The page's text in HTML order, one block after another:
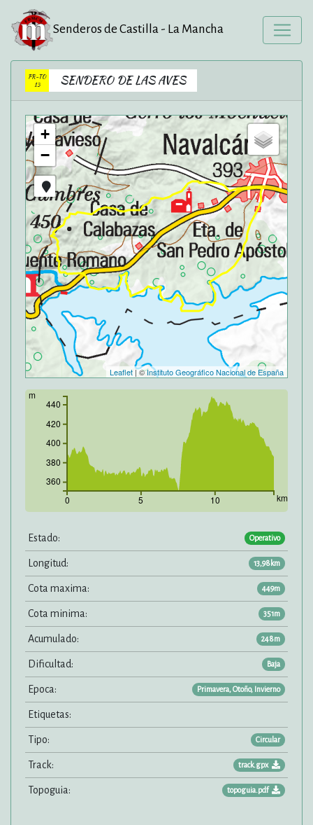
Senderos de Castilla - La Mancha
PR-TO
13
SENDERO DE LAS AVES
+
−
Leaflet| ©Instituto Geográfico Nacional de España
0 5 10 km
360
380
400
420
440
m
Estado: Operativo
Longitud: 13,98km
Cota maxima: 449m
Cota minima: 351m
Acumulado: 248m
Dificultad: Baja
Epoca: Primavera, Otoño, Invierno
Etiquetas:
Tipo: Circular
Track: track.gpx
Topoguia: topoguia.pdf